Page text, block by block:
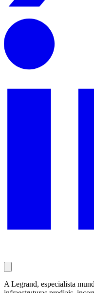
A Legrand, especialista